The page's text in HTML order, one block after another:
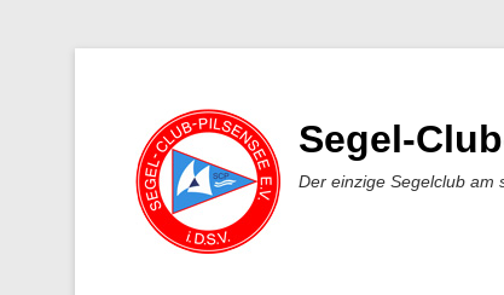
Segel-
Der einzige Segelclub am